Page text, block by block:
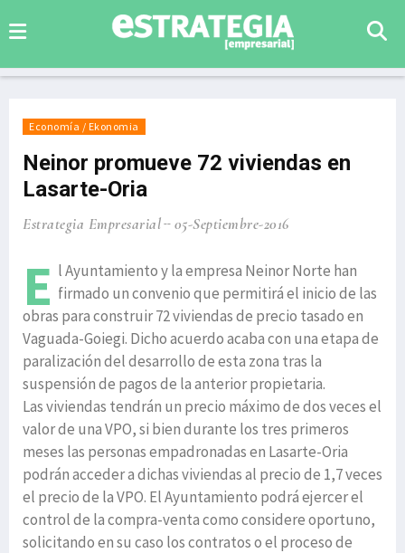
Economía / Ekonomia
Neinor promueve 72 viviendas en
Lasarte-Oria
Estrategia Empresarial 05-Septiembre-2016
E l Ayuntamiento y la empresa Neinor Norte han
firmado un convenio que permitirá el inicio de las
obras para construir 72 viviendas de precio tasado en
Vaguada-Goiegi. Dicho acuerdo acaba con una etapa de
paralización del desarrollo de esta zona tras la
suspensión de pagos de la anterior propietaria.
Las viviendas tendrán un precio máximo de dos veces el
valor de una VPO, si bien durante los tres primeros
meses las personas empadronadas en Lasarte-Oria
podrán acceder a dichas viviendas al precio de 1,7 veces
el precio de la VPO. El Ayuntamiento podrá ejercer el
control de la compra-venta como considere oportuno,
solicitando en su caso los contratos o el proceso de